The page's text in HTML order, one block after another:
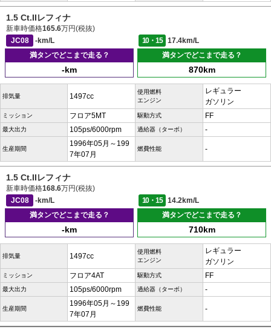
1.5 Ct.IIレフィナ
新車時価格165.6万円(税抜)
JC08
-km/L 10・15
17.4km/L
満タンでどこまで走る？
-km
満タンでどこまで走る？
870km
排気量 1497cc
使用燃料
エンジン
レギュラー
ガソリン
ミッション フロア5MT 駆動方式 FF
最大出力 105ps/6000rpm 過給器（ターボ） -
生産期間
1996年05月～199
7年07月
燃費性能 -
1.5 Ct.IIレフィナ
新車時価格168.6万円(税抜)
JC08
-km/L 10・15
14.2km/L
満タンでどこまで走る？
-km
満タンでどこまで走る？
710km
排気量 1497cc
使用燃料
エンジン
レギュラー
ガソリン
ミッション フロア4AT 駆動方式 FF
最大出力 105ps/6000rpm 過給器（ターボ） -
生産期間
1996年05月～199
7年07月
燃費性能 -